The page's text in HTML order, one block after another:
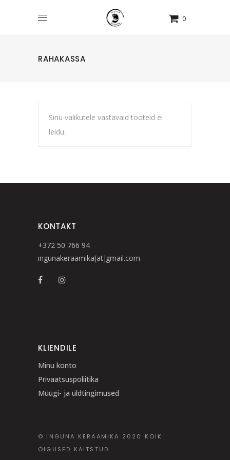
0
RAHAKASSA
Sinu valikutele vastavaid tooteid ei
leidu.
KONTAKT
+372 50 766 94
ingunakeraamika[at]gmail.com
KLIENDILE
Minu konto
Privaatsuspoliitika
Müügi- ja üldtingimused
© INGUNA KERAAMIKA 2020 KÕIK
ÕIGUSED KAITSTUD